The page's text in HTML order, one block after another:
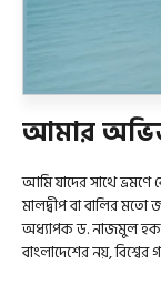
আমার
আমি যাদের সাথে
মালদ্বীপ বা বালির মতো
অধ্যাপক ড. নাজমুল
বাংলাদেশের নয়, বিশ্বের